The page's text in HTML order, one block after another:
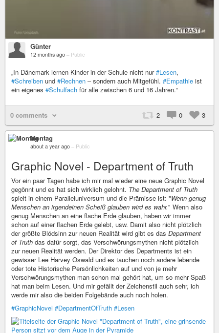
Günter
12 months ago – Public
„In Dänemark lernen Kinder in der Schule nicht nur#Lesen,
#Schreiben und #Rechnen – sondern auch Mitgefühl. #Empathie ist
ein eigenes #Schulfach für alle zwischen 6 und 16 Jahren.“
0 comments 2 0 3
Montag
about a year ago – Public
Graphic Novel - Department of Truth
Vor ein paar Tagen habe ich mir mal wieder eine neue Graphic Novel
gegönnt und es hat sich wirklich gelohnt. The Department of Truth
spielt in einem Paralleluniversum und die Prämisse ist: "Wenn genug
Menschen an irgendeinen Scheiß glauben wird es wahr." Wenn also
genug Menschen an eine flache Erde glauben, haben wir immer
schon auf einer flachen Erde gelebt, usw. Damit also nicht plötzlich
der größte Blödsinn zur neuen Realität wird gibt es das Department
of Truth das dafür sorgt, das Verschwörungsmythen nicht plötzlich
zur neuen Realität werden. Der Direktor des Departments ist ein
gewisser Lee Harvey Oswald und es tauchen noch andere lebende
oder tote Historische Persönlichkeiten auf und von je mehr
Verschwörungsmythen man schon mal gehört hat, um so mehr Spaß
hat man beim Lesen. Und mir gefällt der Zeichenstil auch sehr, ich
werde mir also die beiden Folgebände auch noch holen.
#GraphicNovel #DepartmentOfTruth #Lesen